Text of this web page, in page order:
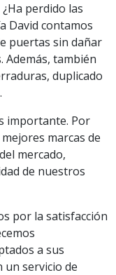
perdido las
David contamos
puertas sin dañar
Además, también
duplicado
importante. Por
marcas de
mercado,
de nuestros
por la satisfacción
a sus
un servicio de